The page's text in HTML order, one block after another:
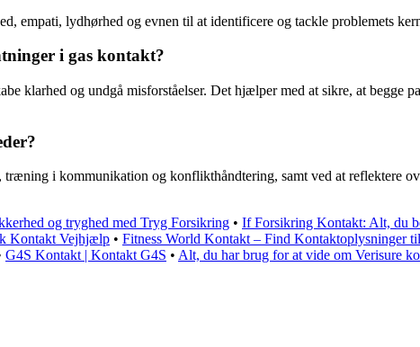
empati, lydhørhed og evnen til at identificere og tackle problemets
i gas kontakt?
klarhed og undgå misforståelser. Det hjælper med at sikre, at begge
i kommunikation og konflikthåndtering, samt ved at reflektere
og tryghed med Tryg Forsikring • If Forsikring Kontakt: Alt, du
Kontakt Vejhjælp • Fitness World Kontakt – Find Kontaktoplysninger
G4S Kontakt | Kontakt G4S • Alt, du har brug for at vide om Verisure